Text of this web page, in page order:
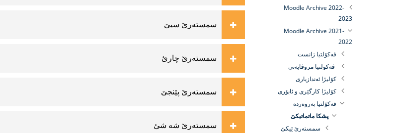
سمستەرێ سیێ
سمستەرێ چارئ
سمستەرێ پێنجێ
سمستەرێ شه شئ
Moodle Archive 2022-
2023
Moodle Archive 2021-
2022
فه‌كۆلتيا زانست
ڤەکولتیا مروڤایەتی
كۆلیژا ئه‌ندازیارى
كۆلیژا كارگێرى و ئابۆرى
فه‌كۆلتیا په‌روه‌رده
پشكا ماتماتیكێ
سمستەرێ ێیکێ